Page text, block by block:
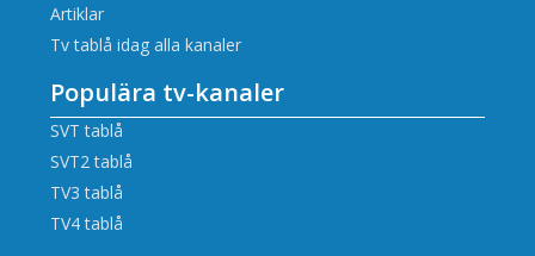
Artiklar
Tv tablå idag alla kanaler
Populära tv-kanaler
SVT tablå
SVT2 tablå
TV3 tablå
TV4 tablå